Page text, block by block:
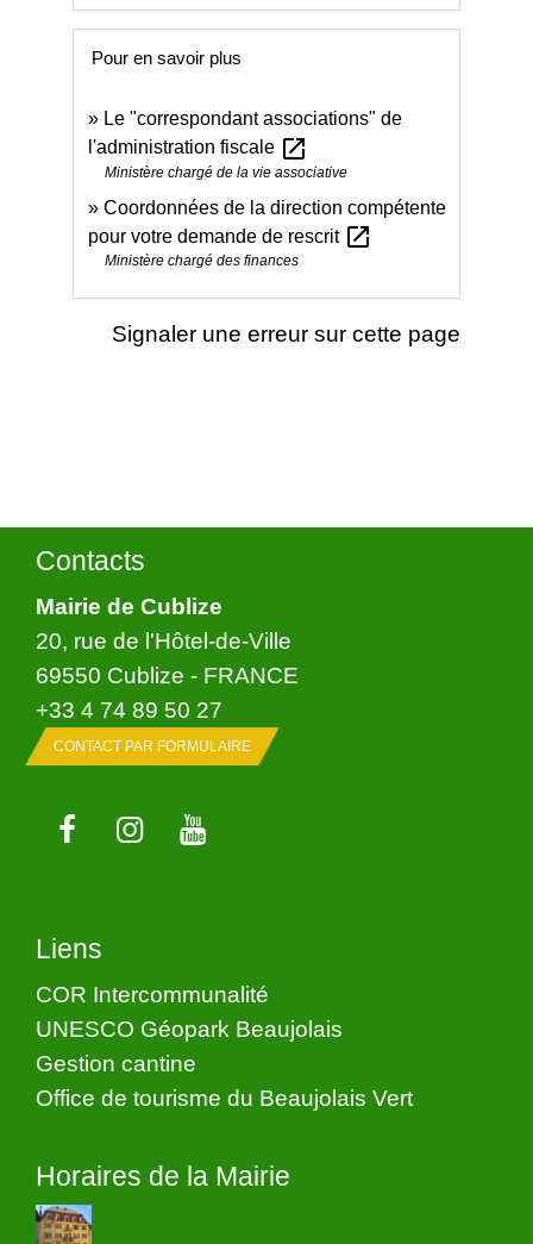
Pour en savoir plus
Le "correspondant associations" de
l'administration fiscale open_in_new
Ministère chargé de la vie associative
Coordonnées de la direction compétente
pour votre demande de rescrit open_in_new
Ministère chargé des finances
Signaler une erreur sur cette page
Contacts
Mairie de Cublize
20, rue de l'Hôtel-de-Ville
69550 Cublize - FRANCE
+33 4 74 89 50 27
CONTACT PAR FORMULAIRE
Liens
COR Intercommunalité
UNESCO Géopark Beaujolais
Gestion cantine
Office de tourisme du Beaujolais Vert
Horaires de la Mairie